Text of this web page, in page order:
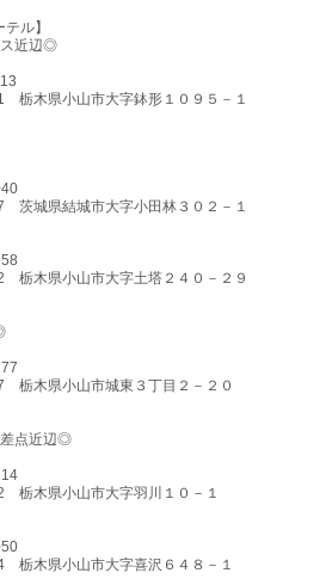
ル】
近辺◎
栃木県小山市大字鉢形１０９５－１
茨城県結城市大字小田林３０２－１
栃木県小山市大字土塔２４０－２９
栃木県小山市城東３丁目２－２０
点近辺◎
栃木県小山市大字羽川１０－１
栃木県小山市大字喜沢６４８－１